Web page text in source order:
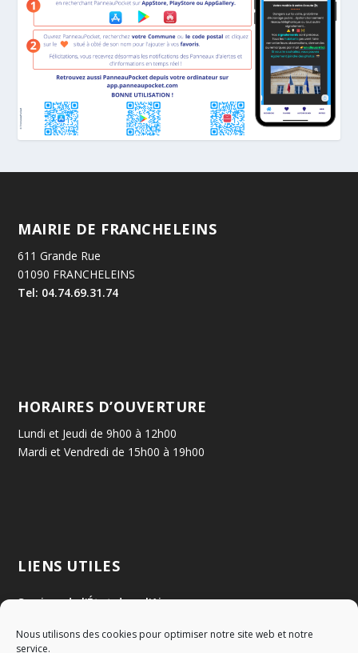
Nous utilisons des cookies pour optimiser notre site web et notre
service.
MAIRIE DE FRANCHELEINS
611 Grande Rue
01090 FRANCHELEINS
Tel: 04.74.69.31.74
HORAIRES D’OUVERTURE
Lundi et Jeudi de 9h00 à 12h00
Mardi et Vendredi de 15h00 à 19h00
LIENS UTILES
Services de l'État dans l'Ain
Communauté de Communes Val de Saône Centre